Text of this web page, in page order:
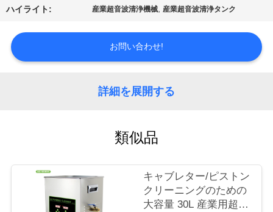
つ
場
ハイライト: 産業超音波清浄機械,産業超音波清浄タンク
お問い合わせ!
詳細を展開する
類似品
キャブレター/ピストン
クリーニングのための
大容量 30L 産業用超音